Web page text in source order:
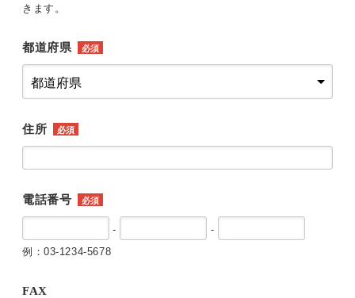
きます。
都道府県 必須
住所 必須
電話番号 必須
-
-
例：03-1234-5678
FAX